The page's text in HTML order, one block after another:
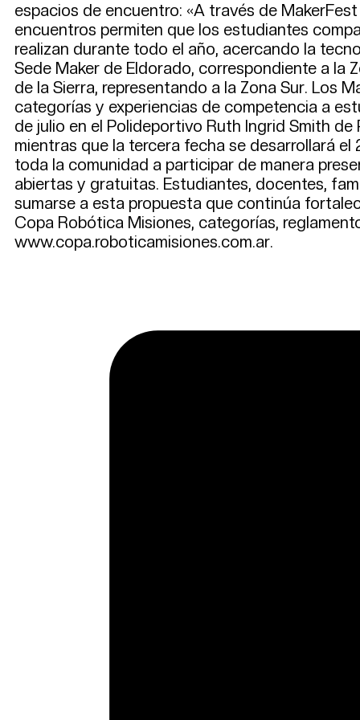
espacios de encuentro: «A través de
encuentros permiten que los estudiantes
realizan durante todo el año, acercando la
Sede Maker de Eldorado, correspondiente a la
de la Sierra, representando a la Zona Sur. Los
categorías y experiencias de competencia a
de julio en el Polideportivo Ruth Ingrid Smith
mientras que la tercera fecha se desarrollará
toda la comunidad a participar de manera
abiertas y gratuitas. Estudiantes, docentes,
sumarse a esta propuesta que continúa
Copa Robótica Misiones, categorías,
www.copa.roboticamisiones.com.ar.